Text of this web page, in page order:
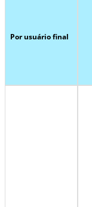
Por usuário final